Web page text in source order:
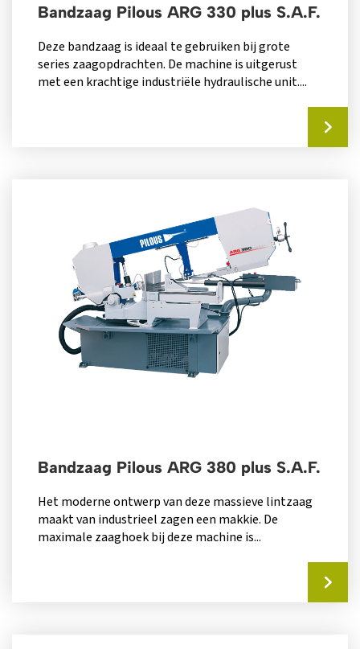
Bandzaag Pilous ARG 330 plus S.A.F.
Deze bandzaag is ideaal te gebruiken bij grote
series zaagopdrachten. De machine is uitgerust
met een krachtige industriële hydraulische unit....
Bandzaag Pilous ARG 380 plus S.A.F.
Het moderne ontwerp van deze massieve lintzaag
maakt van industrieel zagen een makkie. De
maximale zaaghoek bij deze machine is...